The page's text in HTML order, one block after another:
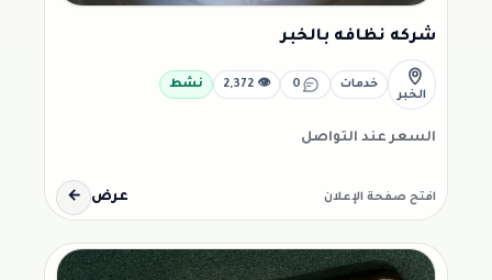
شركه نظافه بالخبر
الخبر
خدمات 0
👁 2,372 نشط
السعر عند التواصل
افتح صفحة الإعلان عرض ←